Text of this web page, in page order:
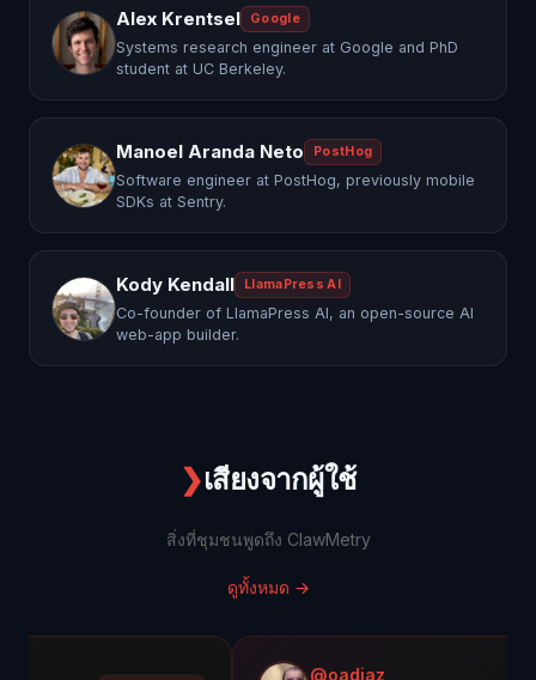
Alex Krentsel Google
Systems research engineer at Google and PhD
student at UC Berkeley.
Manoel Aranda Neto PostHog
Software engineer at PostHog, previously mobile
SDKs at Sentry.
Kody Kendall LlamaPress AI
Co-founder of LlamaPress AI, an open-source AI
web-app builder.
❯เสียงจากผู้ใช้
สิ่งที่ชุมชนพูดถึง ClawMetry
ดูทั้งหมด →
@oadiaz